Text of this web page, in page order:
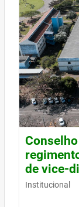
de vice-
Institucional